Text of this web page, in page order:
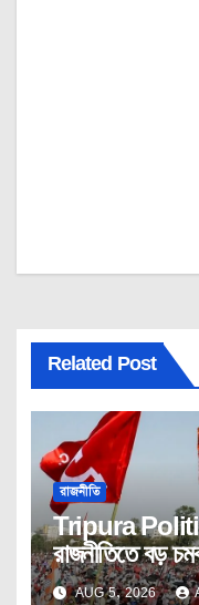
Related Post
রাজনীতি
Tripura
রাজনীতিতে বড়
যৌথ ভাবে দখল
AUG 5, 2026